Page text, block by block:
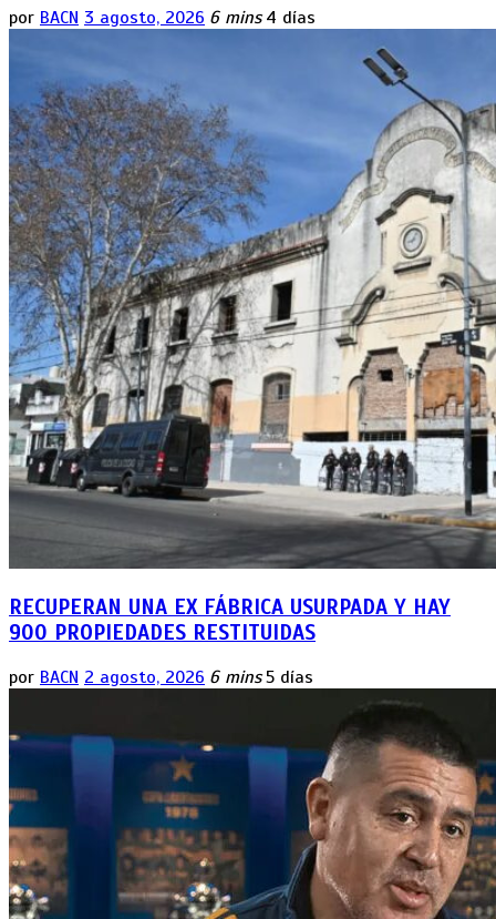
por BACN 3 agosto, 2026 6 mins 4 días
RECUPERAN UNA EX FÁBRICA USURPADA Y HAY
900 PROPIEDADES RESTITUIDAS
por BACN 2 agosto, 2026 6 mins 5 días